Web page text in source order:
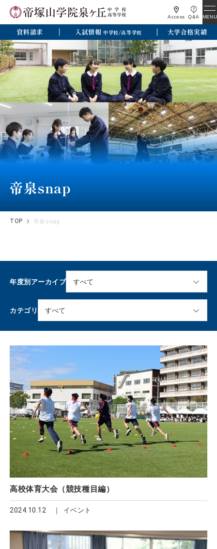
Access Q&A MENU
資料請求 入試情報 中学校/高等学校 大学合格実績
帝泉snap
TOP 帝泉snap
年度別アーカイブ
カテゴリ
高校体育大会（競技種目編）
2024.10.12 イベント